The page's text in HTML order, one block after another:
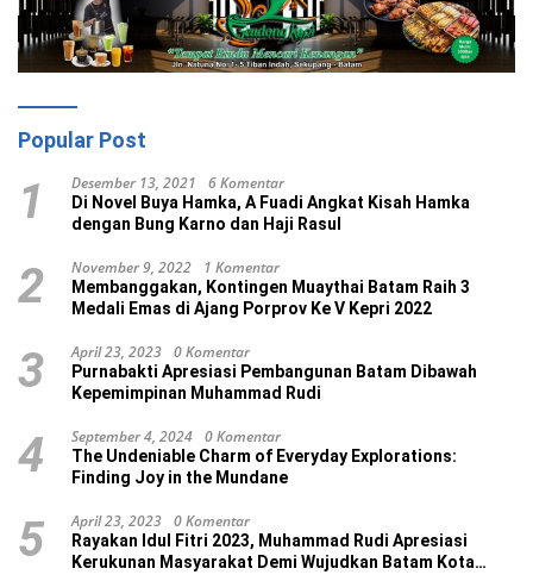
Popular Post
1 Desember 13, 2021 6 Komentar
Di Novel Buya Hamka, A Fuadi Angkat Kisah Hamka
dengan Bung Karno dan Haji Rasul
2 November 9, 2022 1 Komentar
Membanggakan, Kontingen Muaythai Batam Raih 3
Medali Emas di Ajang Porprov Ke V Kepri 2022
3 April 23, 2023 0 Komentar
Purnabakti Apresiasi Pembangunan Batam Dibawah
Kepemimpinan Muhammad Rudi
4 September 4, 2024 0 Komentar
The Undeniable Charm of Everyday Explorations:
Finding Joy in the Mundane
5 April 23, 2023 0 Komentar
Rayakan Idul Fitri 2023, Muhammad Rudi Apresiasi
Kerukunan Masyarakat Demi Wujudkan Batam Kota